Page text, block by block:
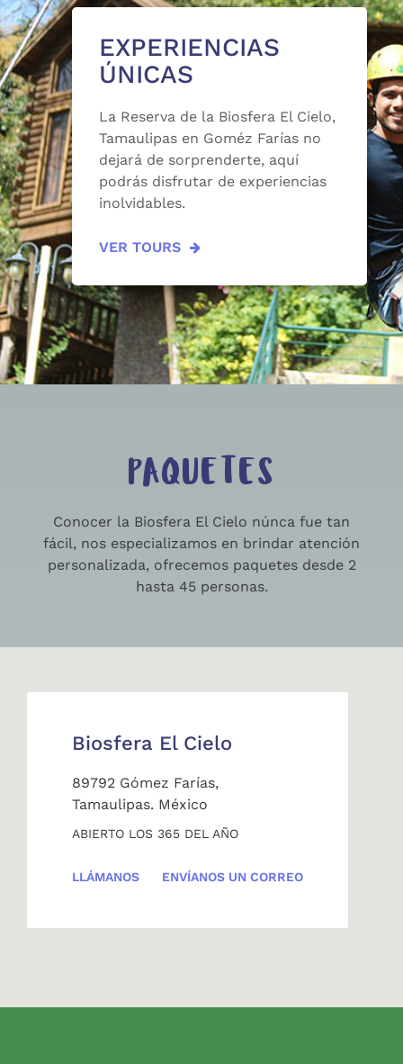
EXPERIENCIAS
ÚNICAS
La Reserva de la Biosfera El Cielo,
Tamaulipas en Goméz Farías no
dejará de sorprenderte, aquí
podrás disfrutar de experiencias
inolvidables.
VER TOURS
PAQUETES
Conocer la Biosfera El Cielo núnca fue tan
fácil, nos especializamos en brindar atención
personalizada, ofrecemos paquetes desde 2
hasta 45 personas.
Biosfera El Cielo
89792 Gómez Farías,
Tamaulipas. México
ABIERTO LOS 365 DEL AÑO
LLÁMANOS ENVÍANOS UN CORREO